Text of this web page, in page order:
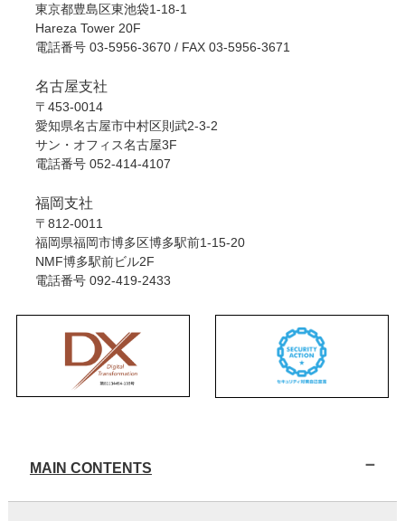
東京都豊島区東池袋1-18-1
Hareza Tower 20F
電話番号 03-5956-3670/ FAX 03-5956-3671
名古屋支社
〒453-0014
愛知県名古屋市中村区則武2-3-2
サン・オフィス名古屋3F
電話番号 052-414-4107
福岡支社
〒812-0011
福岡県福岡市博多区博多駅前1-15-20
NMF博多駅前ビル2F
電話番号 092-419-2433
MAIN CONTENTS